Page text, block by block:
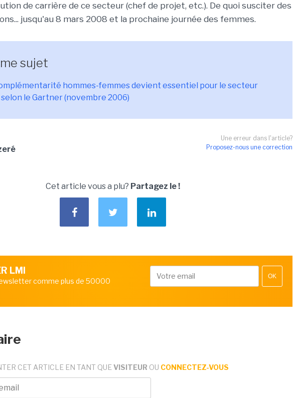
de carrière de ce secteur (chef de projet, etc.). De quoi susciter des
jusqu'au 8 mars 2008 et la prochaine journée des femmes.
sujet
hommes-femmes devient essentiel pour le secteur
le Gartner (novembre 2006)
Une erreur dans l'article?
Proposez-nous une correction
Cet article vous a plu? Partagez le !
LMI
comme plus de 50000
OK
CET ARTICLE EN TANT QUE VISITEUR OU CONNECTEZ-VOUS